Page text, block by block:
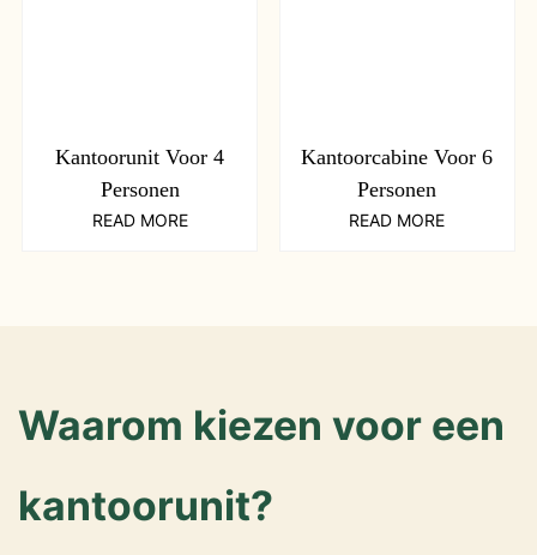
Kantoorunit Voor 4
Personen
READ MORE
Kantoorcabine Voor 6
Personen
READ MORE
Waarom kiezen voor een
kantoorunit?